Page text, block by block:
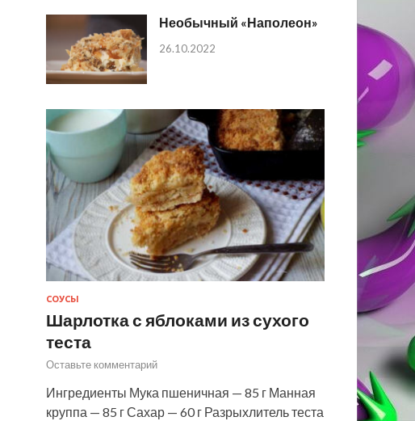
Необычный «Наполеон»
26.10.2022
СОУСЫ
Шарлотка с яблоками из сухого
теста
Оставьте комментарий
Ингредиенты Мука пшеничная — 85 г Манная
круппа — 85 г Сахар — 60 г Разрыхлитель теста